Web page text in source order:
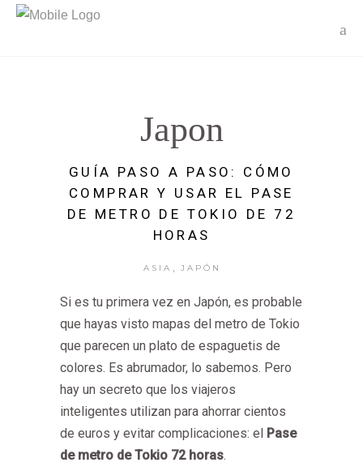
Japon
GUÍA PASO A PASO: CÓMO
COMPRAR Y USAR EL PASE
DE METRO DE TOKIO DE 72
HORAS
ASIA JAPÓN
Si es tu primera vez en Japón, es probable
que hayas visto mapas del metro de Tokio
que parecen un plato de espaguetis de
colores. Es abrumador, lo sabemos. Pero
hay un secreto que los viajeros
inteligentes utilizan para ahorrar cientos
de euros y evitar complicaciones: el Pase
de metro de Tokio 72 horas.